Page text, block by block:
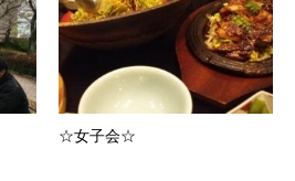
☆女子会☆